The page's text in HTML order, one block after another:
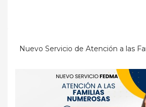
Nuevo Servicio de Atención a las